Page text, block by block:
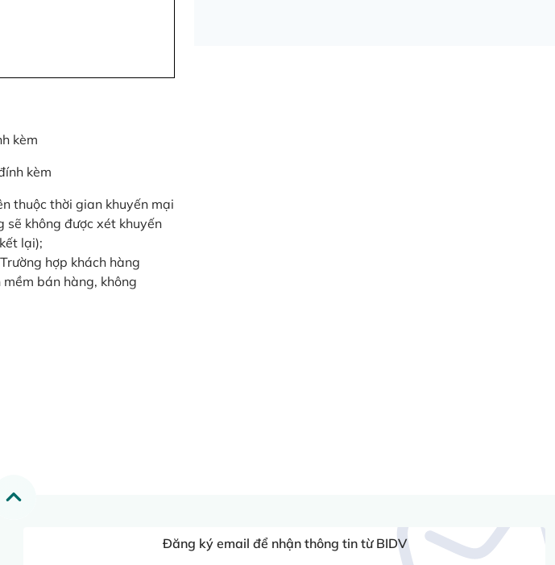
kèm
kèm
thuộc thời gian khuyến mại
sẽ không được xét khuyến
lại);
hợp khách hàng
bán hàng, không
Đăng ký email để nhận thông tin từ BIDV